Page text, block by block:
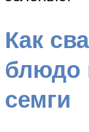
Как
блюдо
семги